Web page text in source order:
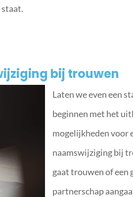
staat.
bij trouwen
Laten we even een
beginnen met het
mogelijkheden voor
naamswijziging bij
gaat trouwen of een
partnerschap